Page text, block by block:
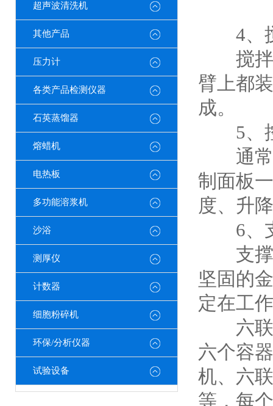
超声波清洗机
其他产品
压力计
各类产品检测仪器
石英蒸馏器
熔蜡机
电热板
多功能溶浆机
沙浴
测厚仪
计数器
细胞粉碎机
环保/分析仪器
试验设备
4、
搅拌
臂上都
成。
5、控
通常
制面板
度、升
6、支
支撑
坚固的
定在工
六联
六个容
机、六
等，每